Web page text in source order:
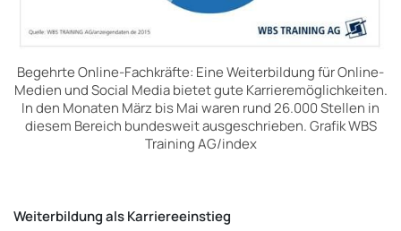
Begehrte Online-Fachkräfte: Eine Weiterbildung für Online-
Medien und Social Media bietet gute Karrieremöglichkeiten.
In den Monaten März bis Mai waren rund 26.000 Stellen in
diesem Bereich bundesweit ausgeschrieben. Grafik WBS
Training AG/index
Weiterbildung als Karriereeinstieg